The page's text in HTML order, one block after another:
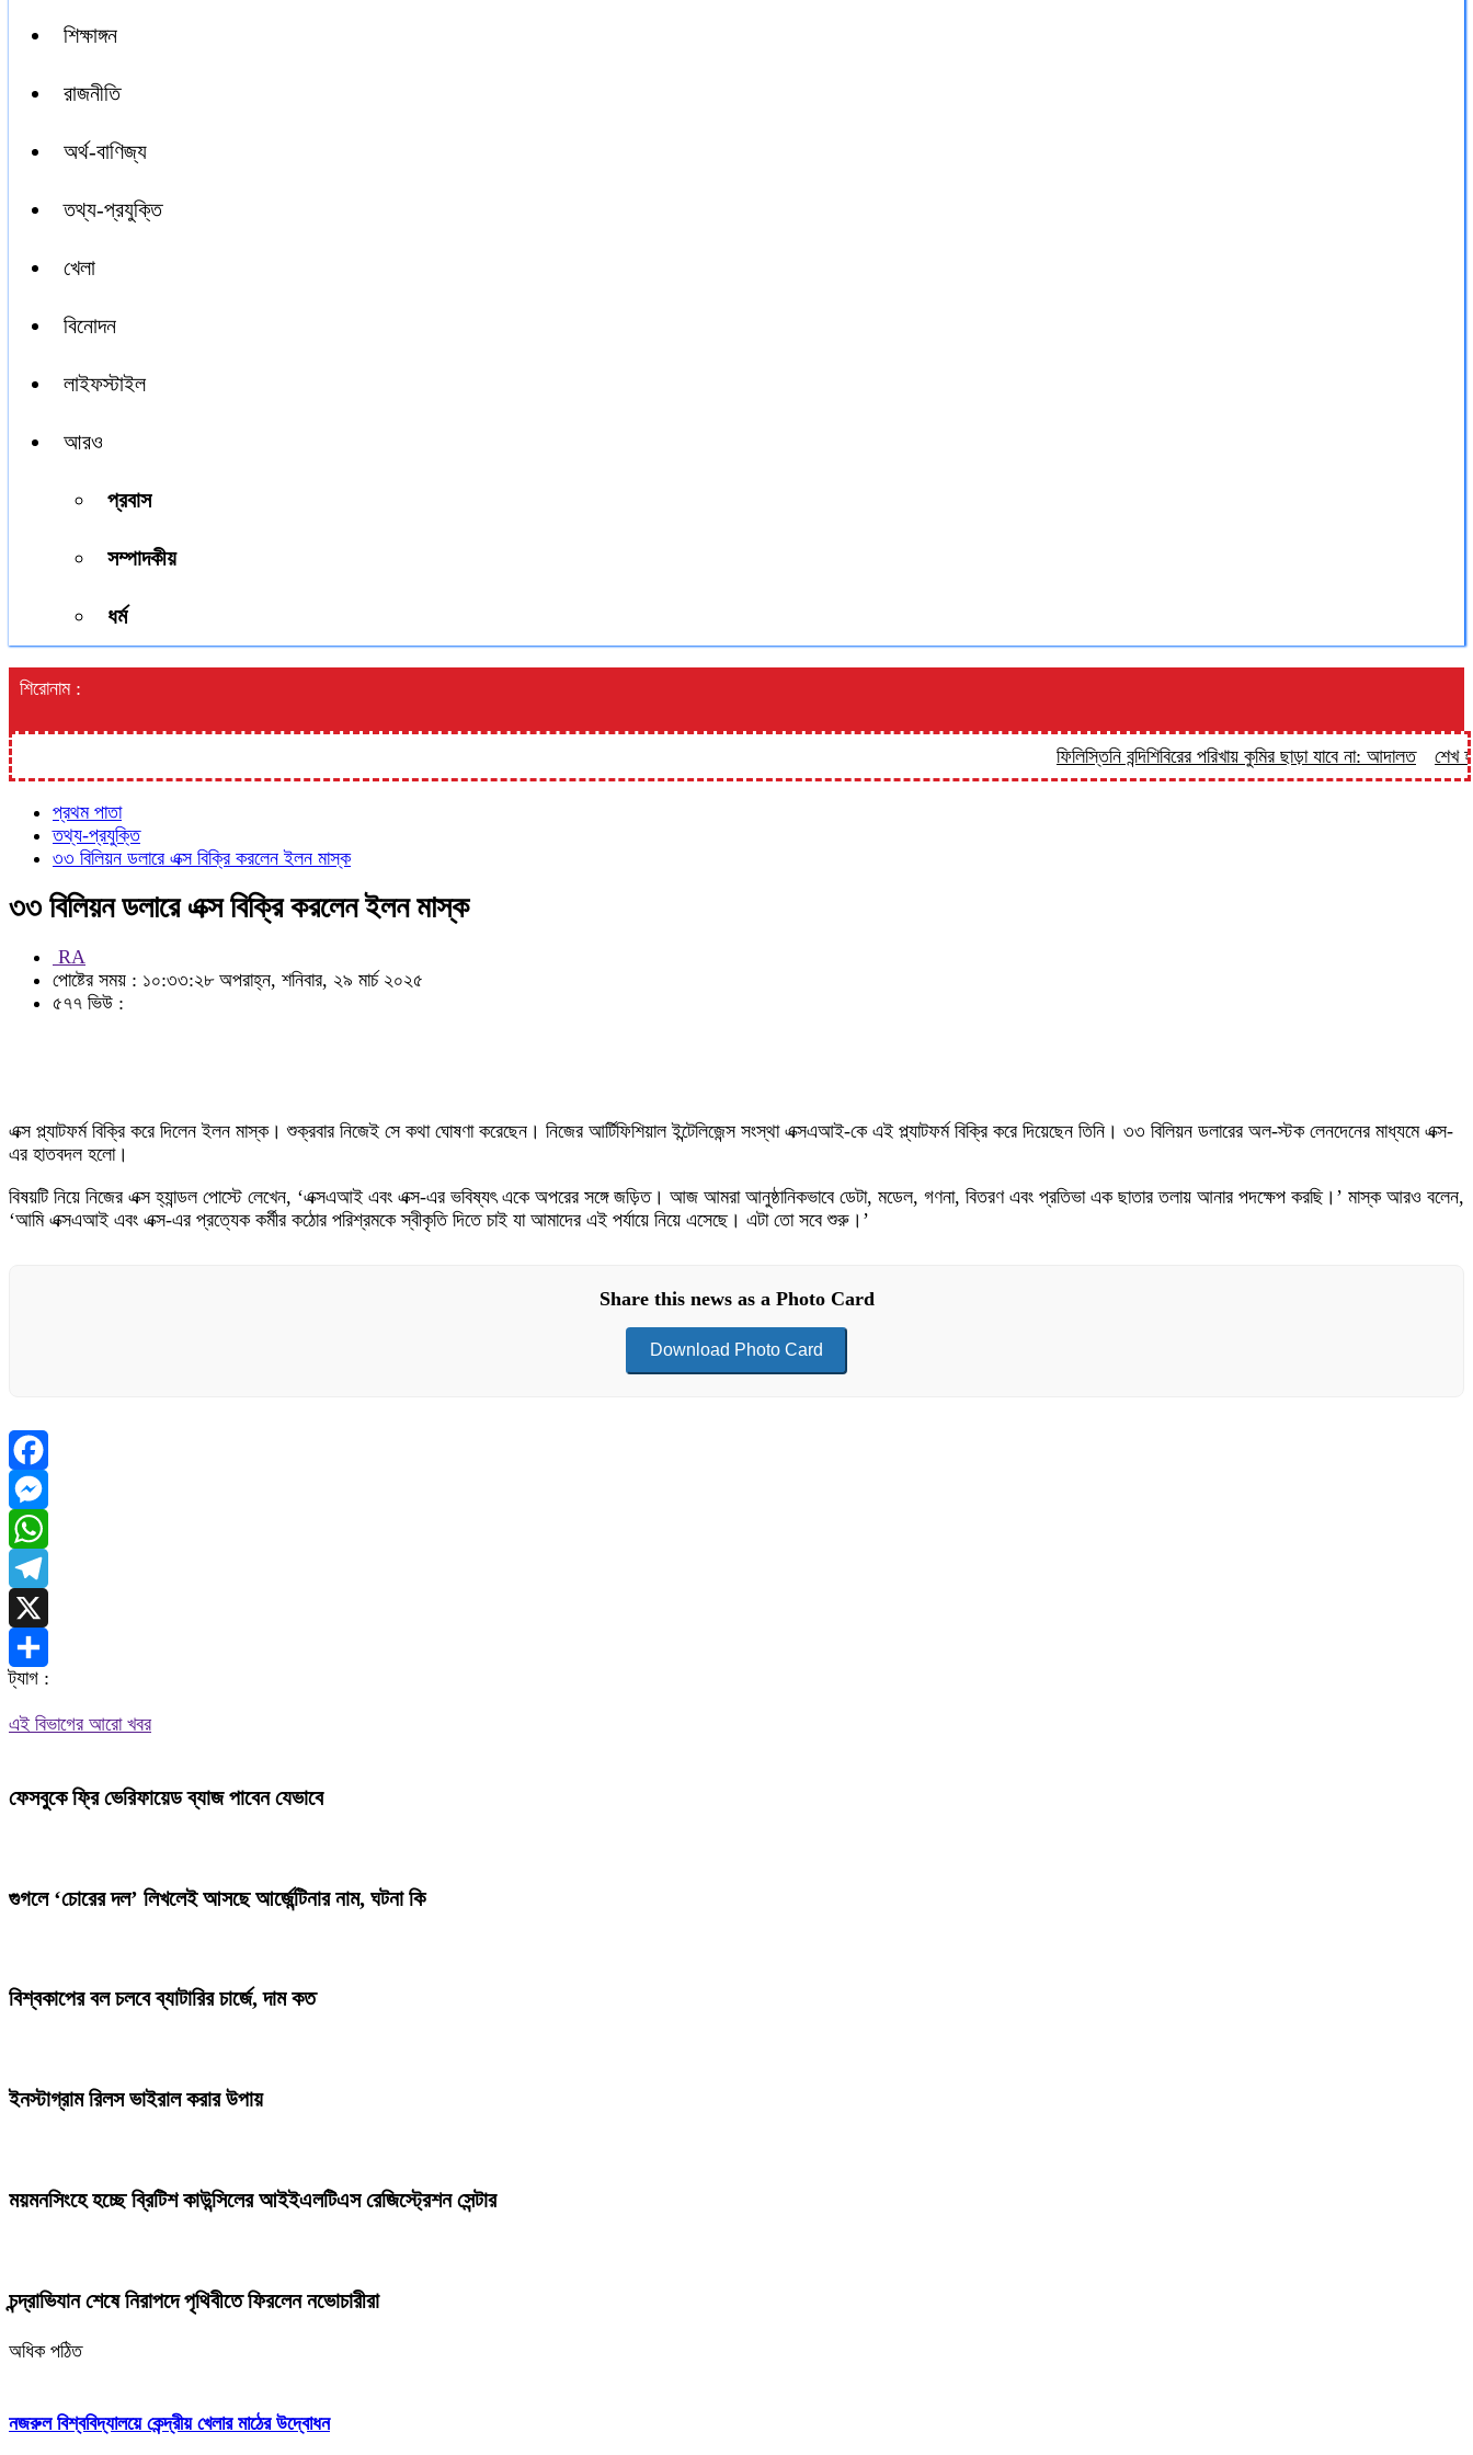
শিক্ষাঙ্গন
রাজনীতি
অর্থ-বাণিজ্য
তথ্য-প্রযুক্তি
খেলা
বিনোদন
লাইফস্টাইল
আরও
প্রবাস
সম্পাদকীয়
ধর্ম
শিরোনাম :
ফিলিস্তিনি বন্দিশিবিরের পরিখায় কুমির ছাড়া যাবে না: আদালত শেখ
প্রথম পাতা
তথ্য-প্রযুক্তি
৩৩ বিলিয়ন ডলারে এক্স বিক্রি করলেন ইলন মাস্ক
৩৩ বিলিয়ন ডলারে এক্স বিক্রি করলেন ইলন মাস্ক
RA
পোষ্টের সময় : ১০:৩৩:২৮ অপরাহ্ন, শনিবার, ২৯ মার্চ ২০২৫
৫৭৭ ভিউ :
এক্স প্ল্যাটফর্ম বিক্রি করে দিলেন ইলন মাস্ক। শুক্রবার নিজেই সে কথা ঘোষণা করেছেন। নিজের আর্টিফিশিয়াল ইন্টেলিজেন্স সংস্থা এক্সএআই-কে এই প্ল্যাটফর্ম বিক্রি করে দিয়েছেন তিনি। ৩৩ বিলিয়ন ডলারের অল-স্টক লেনদেনের মাধ্যমে এক্স-
এর হাতবদল হলো।
বিষয়টি নিয়ে নিজের এক্স হ্যান্ডল পোস্টে লেখেন, ‘এক্সএআই এবং এক্স-এর ভবিষ্যৎ একে অপরের সঙ্গে জড়িত। আজ আমরা আনুষ্ঠানিকভাবে ডেটা, মডেল, গণনা, বিতরণ এবং প্রতিভা এক ছাতার তলায় আনার পদক্ষেপ করছি।’ মাস্ক আরও বলেন,
‘আমি এক্সএআই এবং এক্স-এর প্রত্যেক কর্মীর কঠোর পরিশ্রমকে স্বীকৃতি দিতে চাই যা আমাদের এই পর্যায়ে নিয়ে এসেছে। এটা তো সবে শুরু।’
Share this news as a Photo Card
Download Photo Card
Facebook
Messenger
WhatsApp
Telegram
X
Share
ট্যাগ :
এই বিভাগের আরো খবর
ফেসবুকে ফ্রি ভেরিফায়েড ব্যাজ পাবেন যেভাবে
গুগলে ‘চোরের দল’ লিখলেই আসছে আর্জেন্টিনার নাম, ঘটনা কি
বিশ্বকাপের বল চলবে ব্যাটারির চার্জে, দাম কত
ইনস্টাগ্রাম রিলস ভাইরাল করার উপায়
ময়মনসিংহে হচ্ছে ব্রিটিশ কাউন্সিলের আইইএলটিএস রেজিস্ট্রেশন সেন্টার
চন্দ্রাভিযান শেষে নিরাপদে পৃথিবীতে ফিরলেন নভোচারীরা
অধিক পঠিত
নজরুল বিশ্ববিদ্যালয়ে কেন্দ্রীয় খেলার মাঠের উদ্বোধন